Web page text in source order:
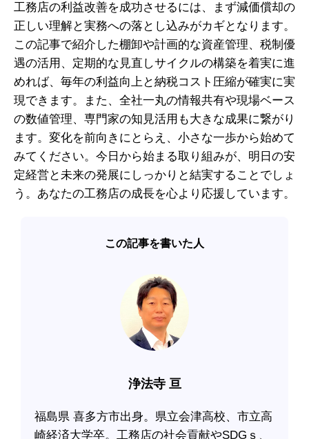
工務店の利益改善を成功させるには、まず減価償却の
正しい理解と実務への落とし込みがカギとなります。
この記事で紹介した棚卸や計画的な資産管理、税制優
遇の活用、定期的な見直しサイクルの構築を着実に進
めれば、毎年の利益向上と納税コスト圧縮が確実に実
現できます。また、全社一丸の情報共有や現場ベース
の数値管理、専門家の知見活用も大きな成果に繋がり
ます。変化を前向きにとらえ、小さな一歩から始めて
みてください。今日から始まる取り組みが、明日の安
定経営と未来の発展にしっかりと結実することでしょ
う。あなたの工務店の成長を心より応援しています。
この記事を書いた人
浄法寺 亘
福島県 喜多方市出身。県立会津高校、市立高
崎経済大学卒。工務店の社会貢献やSDGｓ、